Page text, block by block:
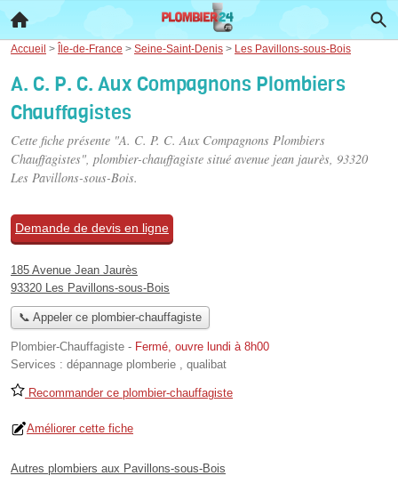
Accueil > Île-de-France > Seine-Saint-Denis > Les Pavillons-sous-Bois
A. C. P. C. Aux Compagnons Plombiers
Chauffagistes
Cette fiche présente "A. C. P. C. Aux Compagnons Plombiers
Chauffagistes", plombier-chauffagiste situé avenue jean jaurès, 93320
Les Pavillons-sous-Bois.
Demande de devis en ligne
185 Avenue Jean Jaurès
93320 Les Pavillons-sous-Bois
📞 Appeler ce plombier-chauffagiste
Plombier-Chauffagiste - Fermé, ouvre lundi à 8h00
Services : dépannage plomberie , qualibat
Recommander ce plombier-chauffagiste
Améliorer cette fiche
Autres plombiers aux Pavillons-sous-Bois